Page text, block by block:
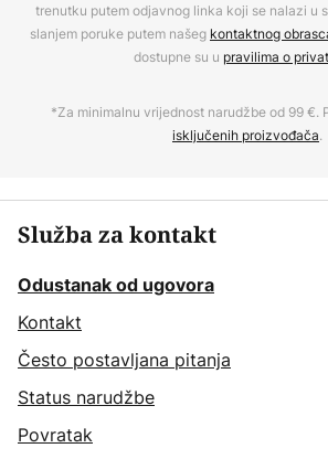
trenutku putem odjavnog linka koji se nalazi u
slanjem poruke putem našeg kontaktnog
dostupne su u pravilima o
*Za minimalnu vrijednost narudžbe od 99 €.
isključenih proizvođača.
Služba za kontakt
Odustanak od ugovora
Kontakt
Često postavljana pitanja
Status narudžbe
Povratak